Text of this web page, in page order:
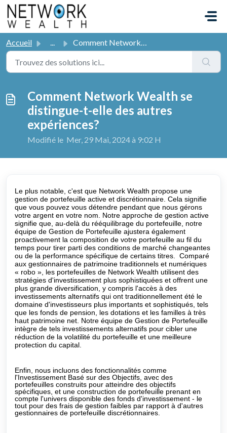
Passer au contenu principal
Accueil ... Comment Network Wealth se distingue-t-elle des autres exp...
Comment Network Wealth se
distingue-t-elle des autres
expériences?
Modifié le Mer, 29 Mai, 2024 à 9:02 H
Le plus notable, c'est que Network Wealth propose une
gestion de portefeuille active et discrétionnaire. Cela signifie
que vous pouvez vous détendre pendant que nous gérons
votre argent en votre nom. Notre approche de gestion active
signifie que, au-delà du rééquilibrage du portefeuille, notre
équipe de Gestion de Portefeuille ajustera également
proactivement la composition de votre portefeuille au fil du
temps pour tirer parti des conditions de marché changeantes
ou de la performance spécifique de certains titres. Comparé
aux gestionnaires de patrimoine traditionnels et numériques
« robo », les portefeuilles de Network Wealth utilisent des
stratégies d'investissement plus sophistiquées et offrent une
plus grande diversification, y compris l'accès à des
investissements alternatifs qui ont traditionnellement été le
domaine d'investisseurs plus importants et sophistiqués, tels
que les fonds de pension, les dotations et les familles à très
haut patrimoine net. Notre équipe de Gestion de Portefeuille
intègre de tels investissements alternatifs pour cibler une
réduction de la volatilité du portefeuille et une meilleure
protection du capital.
Enfin, nous incluons des fonctionnalités comme
l'Investissement Basé sur des Objectifs, avec des
portefeuilles construits pour atteindre des objectifs
spécifiques, et une construction de portefeuille prenant en
compte l'univers disponible des fonds d'investissement - le
tout pour des frais de gestion faibles par rapport à d'autres
gestionnaires de portefeuille discrétionnaires.